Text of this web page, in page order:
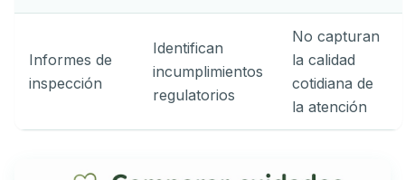
Informes de
inspección
Identifican
incumplimientos
regulatorios
No capturan
la calidad
cotidiana de
la atención